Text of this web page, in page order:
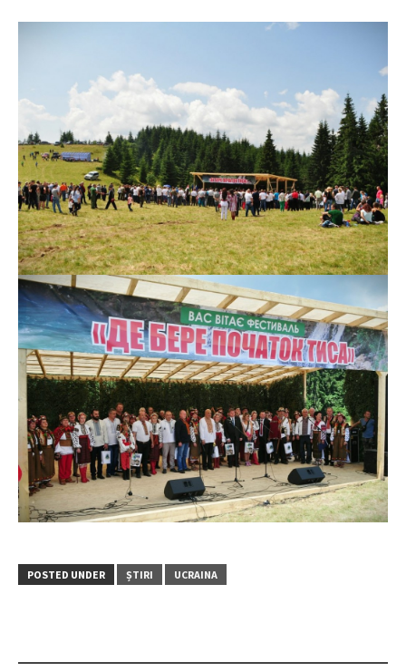
POSTED UNDER ȘTIRI UCRAINA